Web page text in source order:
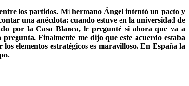
los partidos. Mi hermano Ángel intentó un pacto y
una anécdota: cuando estuve en la universidad de
por la Casa Blanca, le pregunté si ahora que va a
Finalmente me dijo que este acuerdo estaba
elementos estratégicos es maravilloso. En España la